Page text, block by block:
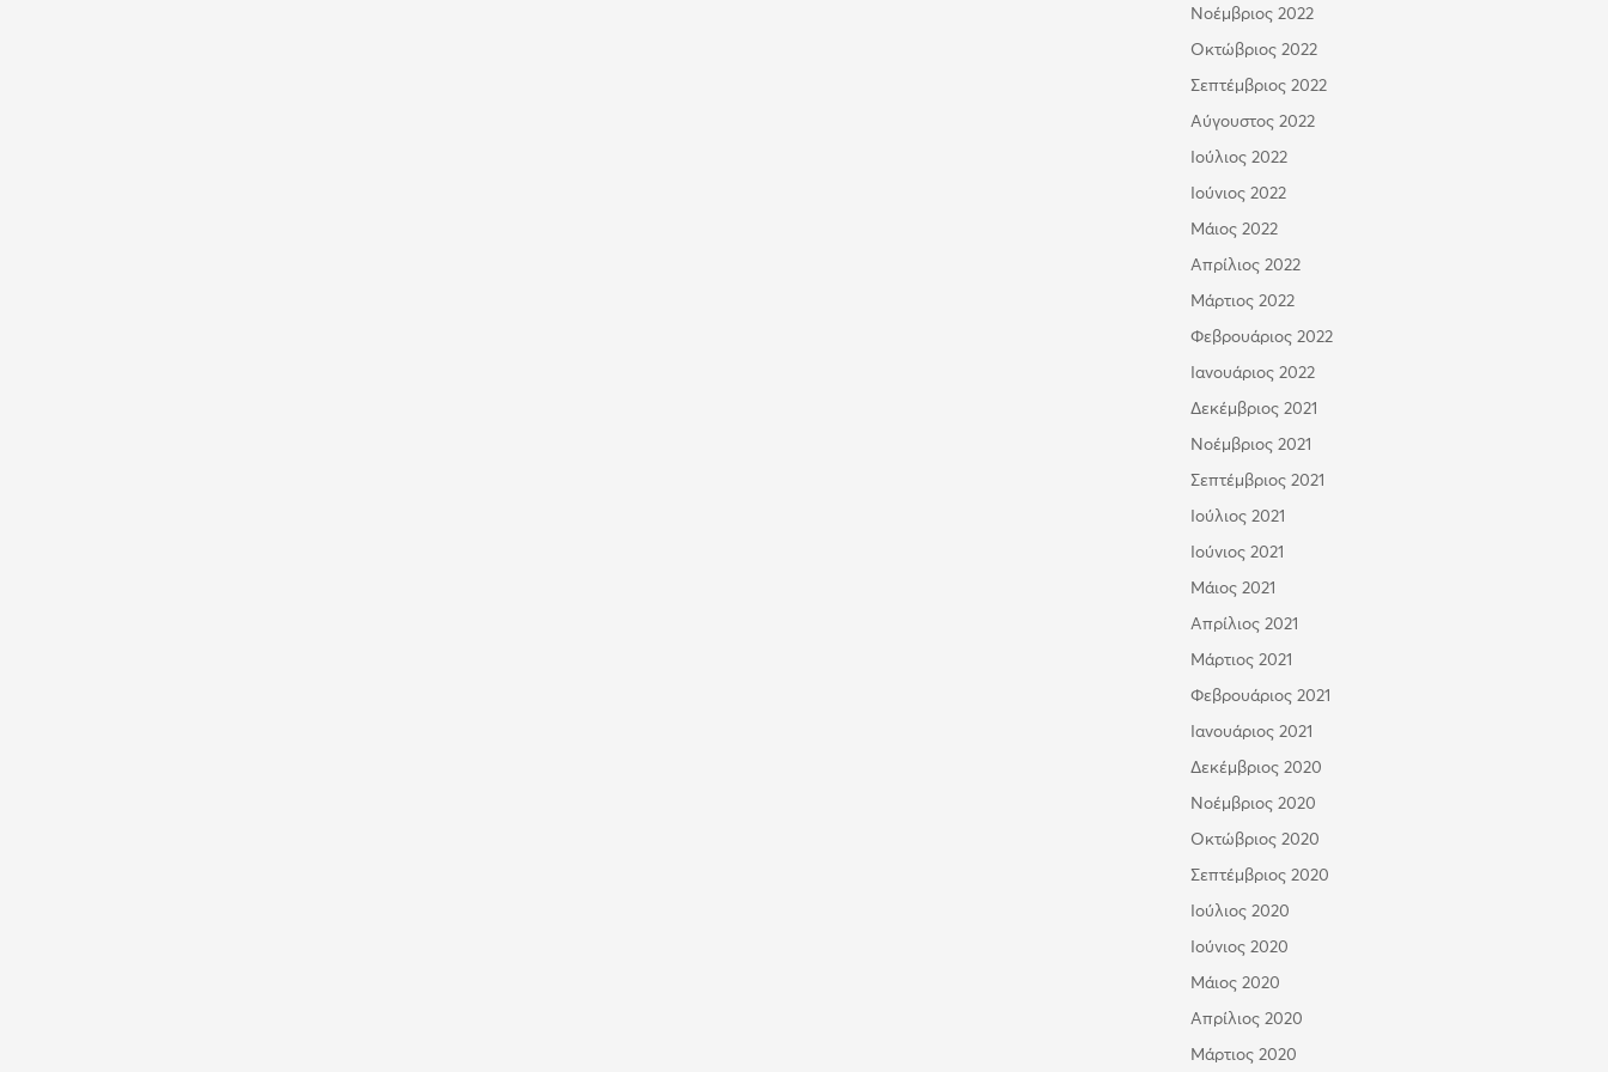
Νοέμβριος 2022
Οκτώβριος 2022
Σεπτέμβριος 2022
Αύγουστος 2022
Ιούλιος 2022
Ιούνιος 2022
Μάιος 2022
Απρίλιος 2022
Μάρτιος 2022
Φεβρουάριος 2022
Ιανουάριος 2022
Δεκέμβριος 2021
Νοέμβριος 2021
Σεπτέμβριος 2021
Ιούλιος 2021
Ιούνιος 2021
Μάιος 2021
Απρίλιος 2021
Μάρτιος 2021
Φεβρουάριος 2021
Ιανουάριος 2021
Δεκέμβριος 2020
Νοέμβριος 2020
Οκτώβριος 2020
Σεπτέμβριος 2020
Ιούλιος 2020
Ιούνιος 2020
Μάιος 2020
Απρίλιος 2020
Μάρτιος 2020